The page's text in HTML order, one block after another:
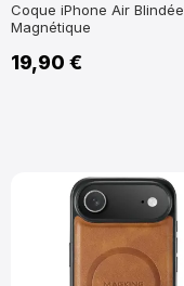
Coque iPhone Air Blindée
Magnétique
19,90 €